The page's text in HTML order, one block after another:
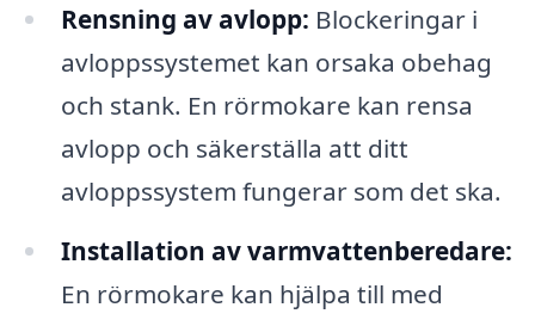
Rensning av avlopp: Blockeringar i
avloppssystemet kan orsaka obehag
och stank. En rörmokare kan rensa
avlopp och säkerställa att ditt
avloppssystem fungerar som det ska.
Installation av varmvattenberedare:
En rörmokare kan hjälpa till med